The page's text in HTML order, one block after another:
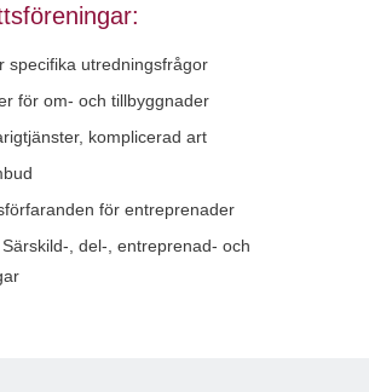
specifika utredningsfrågor
för om- och tillbyggnader
komplicerad art
för entreprenader
Särskild-, del-, entreprenad- och